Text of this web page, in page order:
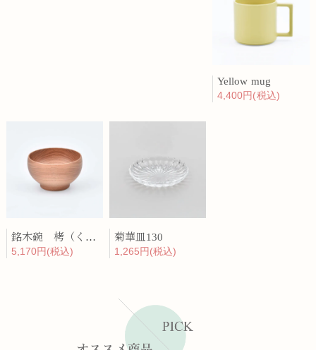
Yellow mug
4,400円(税込)
銘木碗 栲（くるみ）
5,170円(税込)
菊華皿130
1,265円(税込)